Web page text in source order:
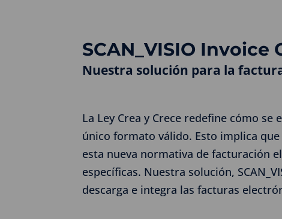
SCAN_VISIO Invoice
Nuestra solución para la
La Ley Crea y Crece redefine cómo
único formato válido. Esto implica
esta nueva normativa de facturación
específicas. Nuestra solución,
descarga e integra las facturas